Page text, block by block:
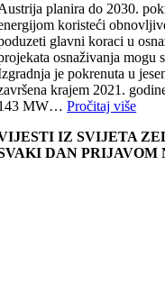
planira do 2030.
koristeći
glavni koraci u
osnaživanja mogu
je pokrenuta u
krajem 2021.
MW…Pročitaj više
IZ SVIJETA
DAN PRIJAVOM